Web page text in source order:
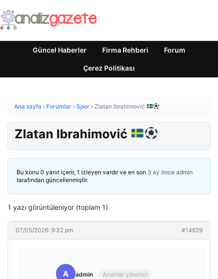
Güncel Haberler Firma Rehberi Forum
Çerez Politikası
Ana sayfa › Forumlar › Spor › Zlatan Ibrahimović
Zlatan Ibrahimović
Bu konu 0 yanıt içerir, 1 izleyen vardır ve en son 3 ay önce admin
tarafından güncellenmiştir.
1 yazı görüntüleniyor (toplam 1)
07/05/2026: 9:32 pm #14629
A admin Anahtar yönetici